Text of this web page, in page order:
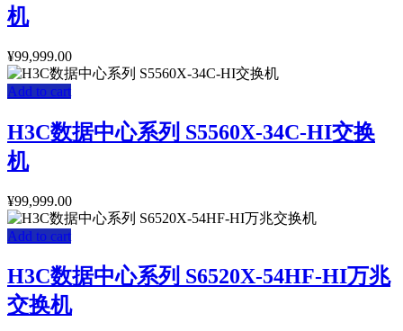
机
¥99,999.00
Add to cart
H3C数据中心系列 S5560X-34C-HI交换
机
¥99,999.00
Add to cart
H3C数据中心系列 S6520X-54HF-HI万兆
交换机